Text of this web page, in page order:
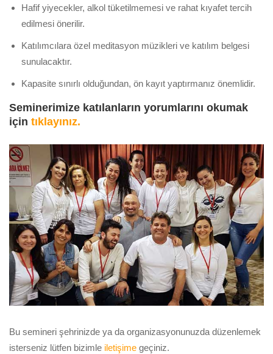
Hafif yiyecekler, alkol tüketilmemesi ve rahat kıyafet tercih
edilmesi önerilir.
Katılımcılara özel meditasyon müzikleri ve katılım belgesi
sunulacaktır.
Kapasite sınırlı olduğundan, ön kayıt yaptırmanız önemlidir.
Seminerimize katılanların yorumlarını okumak
için tıklayınız.
Bu semineri şehrinizde ya da organizasyonunuzda düzenlemek
isterseniz lütfen bizimle iletişime geçiniz.